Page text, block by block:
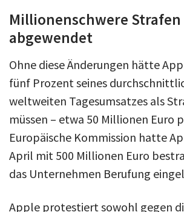
Millionenschwere Strafen
abgewendet
Ohne diese Änderungen hätte
fünf Prozent seines
weltweiten Tagesumsatzes als
müssen – etwa 50 Millionen Euro
Europäische Kommission hatte
April mit 500 Millionen Euro
das Unternehmen Berufung
Apple protestiert sowohl gegen